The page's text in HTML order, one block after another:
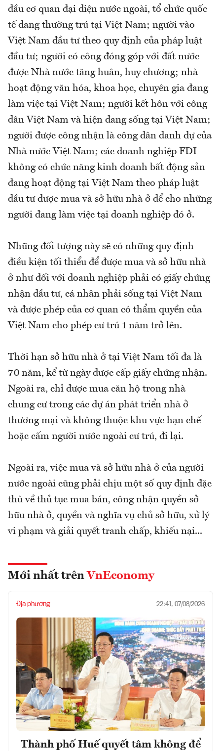
đầu cơ quan đại diện nước ngoài, tổ chức quốc
tế đang thường trú tại Việt Nam; người vào
Việt Nam đầu tư theo quy định của pháp luật
đầu tư; người có công đóng góp với đất nước
được Nhà nước tăng huân, huy chương; nhà
hoạt động văn hóa, khoa học, chuyên gia đang
làm việc tại Việt Nam; người kết hôn với công
dân Việt Nam và hiện đang sống tại Việt Nam;
người được công nhận là công dân danh dự của
Nhà nước Việt Nam; các doanh nghiệp FDI
không có chức năng kinh doanh bất động sản
đang hoạt động tại Việt Nam theo pháp luật
đầu tư được mua và sở hữu nhà ở để cho những
người đang làm việc tại doanh nghiệp đó ở.
Những đối tượng này sẽ có những quy định
điều kiện tối thiểu để được mua và sở hữu nhà
ở như đối với doanh nghiệp phải có giấy chứng
nhận đầu tư, cá nhân phải sống tại Việt Nam
và được phép của cơ quan có thẩm quyền của
Việt Nam cho phép cư trú 1 năm trở lên.
Thời hạn sở hữu nhà ở tại Việt Nam tối đa là
70 năm, kể từ ngày được cấp giấy chứng nhận.
Ngoài ra, chỉ được mua căn hộ trong nhà
chung cư trong các dự án phát triển nhà ở
thương mại và không thuộc khu vực hạn chế
hoặc cấm người nước ngoài cư trú, đi lại.
Ngoài ra, việc mua và sở hữu nhà ở của người
nước ngoài cũng phải chịu một số quy định đặc
thù về thủ tục mua bán, công nhận quyền sở
hữu nhà ở, quyền và nghĩa vụ chủ sở hữu, xử lý
vi phạm và giải quyết tranh chấp, khiếu nại...
Mới nhất trên VnEconomy
Địa phương 22:41, 07/08/2026
Thành phố Huế quyết tâm không để